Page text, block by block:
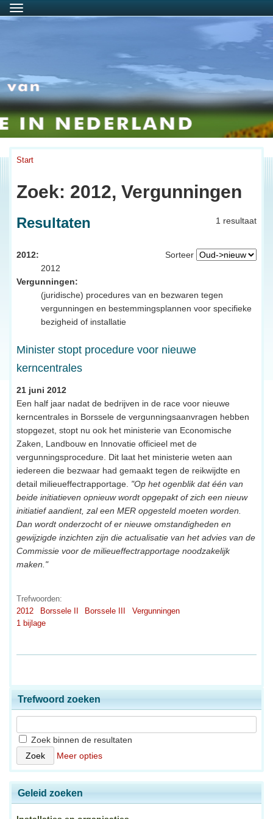
Menu
Start
Zoek: 2012, Vergunningen
1 resultaat
Resultaten
Sorteer
2012:
2012
Vergunningen:
(juridische) procedures van en bezwaren tegen
vergunningen en bestemmingsplannen voor specifieke
bezigheid of installatie
Minister stopt procedure voor nieuwe
kerncentrales
21 juni 2012
Een half jaar nadat de bedrijven in de race voor nieuwe
kerncentrales in Borssele de vergunningsaanvragen hebben
stopgezet, stopt nu ook het ministerie van Economische
Zaken, Landbouw en Innovatie officieel met de
vergunningsprocedure. Dit laat het ministerie weten aan
iedereen die bezwaar had gemaakt tegen de reikwijdte en
detail milieueffectrapportage. "Op het ogenblik dat één van
beide initiatieven opnieuw wordt opgepakt of zich een nieuw
initiatief aandient, zal een MER opgesteld moeten worden.
Dan wordt onderzocht of er nieuwe omstandigheden en
gewijzigde inzichten zijn die actualisatie van het advies van de
Commissie voor de milieueffectrapportage noodzakelijk
maken."
Trefwoorden:
2012
Borssele II Borssele III
Vergunningen
1 bijlage
Trefwoord zoeken
Zoek binnen de resultaten
Meer opties
Geleid zoeken